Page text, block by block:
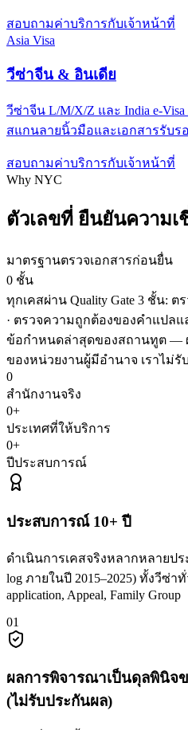
สอบถามค่าบริการกับเจ้าหน้าที่
Asia Visa
วีซ่าจีน & อินเดีย
วีซ่าจีน L/M/X/Z และ India e-Visa
สแกนลายนิ้วมือและเอกสารรับร
สอบถามค่าบริการกับเจ้าหน้าที่
Why NYC
ตัวเลขที่ ยืนยันความเ
มาตรฐานตรวจเอกสารก่อนยื่น
0 ชั้น
ทุกเคสผ่าน Quality Gate 3 ชั้น:
· ตรวจความถูกต้องของคำแปล
ข้อกำหนดล่าสุดของสถานทูต —
ของหน่วยงานผู้มีอำนาจ เราไม่รั
0
สำนักงานจริง
0+
ประเทศที่ให้บริการ
0+
ปีประสบการณ์
ประสบการณ์ 10+ ปี
ดำเนินการเคสจริงหลากหลายปร
log ภายในปี 2015–2025) ทั้งวีซ่
application, Appeal, Family Group
01
ผลการพิจารณาเป็นดุลพินิจ
(ไม่รับประกันผล)